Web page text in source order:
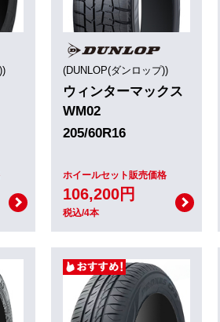
(DUNLOP(ダンロップ))
ウィンターマックス
WM02
205/60R16
ホイールセット販売価格
106,200円
税込/4本